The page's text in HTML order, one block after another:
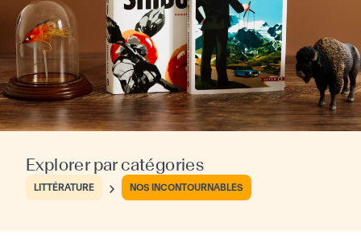
Explorer par catégories
LITTÉRATURE NOS INCONTOURNABLES